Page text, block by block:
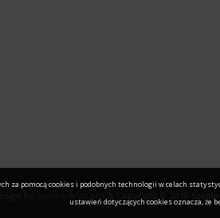
pomocą cookies i podobnych technologii w celach
ustawień dotyczących cookies oznacza, że